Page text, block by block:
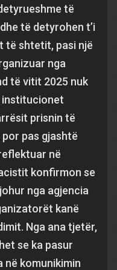
të
të detyrohen t’i
të shtetit, pasi një
nga
të vitit 2025 nuk
institucionet
prisnin të
pas gjashtë
në
konfirmon se
nga agjencia
kanë
Nga ana tjetër,
se ka pasur
në komunikimin